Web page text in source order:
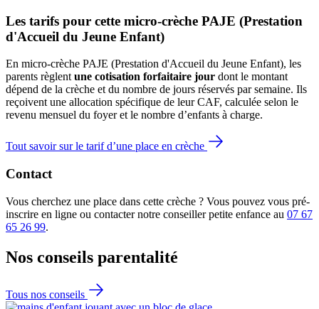
Les tarifs pour cette micro-crèche PAJE (Prestation
d'Accueil du Jeune Enfant)
En micro-crèche PAJE (Prestation d'Accueil du Jeune Enfant), les
parents règlent une cotisation forfaitaire jour dont le montant
dépend de la crèche et du nombre de jours réservés par semaine. Ils
reçoivent une allocation spécifique de leur CAF, calculée selon le
revenu mensuel du foyer et le nombre d’enfants à charge.
Tout savoir sur le tarif d’une place en crèche
Contact
Vous cherchez une place dans cette crèche ? Vous pouvez vous pré-
inscrire en ligne ou contacter notre conseiller petite enfance au 07 67
65 26 99.
Nos conseils parentalité
Tous nos conseils